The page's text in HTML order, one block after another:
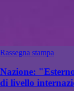
Rassegna stampa
Nazione:
di livello